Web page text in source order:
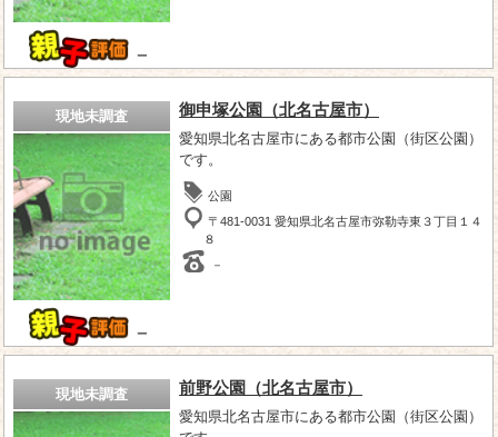
－
現地未調査
－
御申塚公園（北名古屋市）
愛知県北名古屋市にある都市公園（街区公園）
です。
公園
〒481-0031 愛知県北名古屋市弥勒寺東３丁目１４
８
－
現地未調査 前野公園（北名古屋市）
愛知県北名古屋市にある都市公園（街区公園）